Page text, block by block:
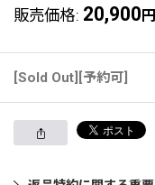
販売価格: 20,900 円
[Sold Out][予約可]